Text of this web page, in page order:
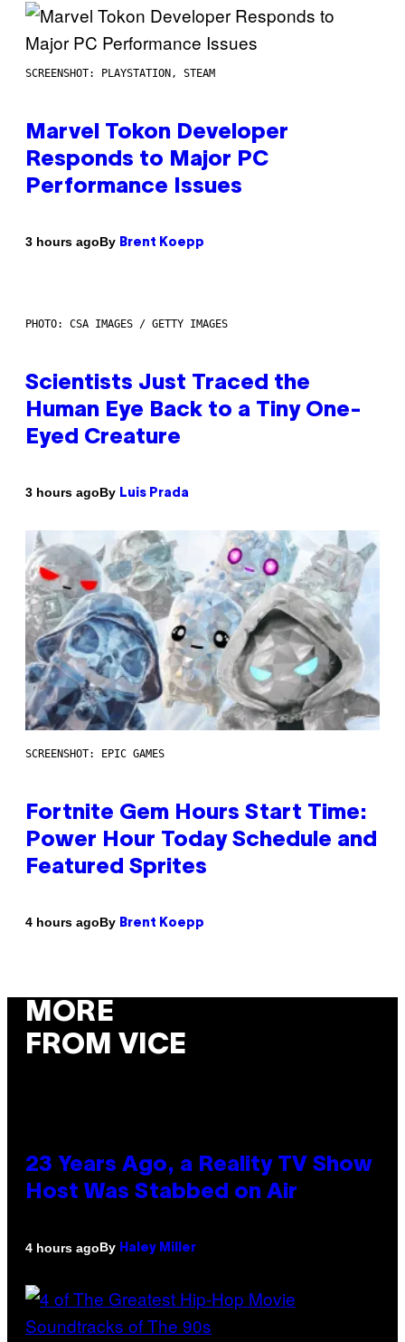
SCREENSHOT: PLAYSTATION, STEAM
Marvel Tokon Developer
Responds to Major PC
Performance Issues
3 hours agoBy Brent Koepp
PHOTO: CSA IMAGES / GETTY IMAGES
Scientists Just Traced the
Human Eye Back to a Tiny One-
Eyed Creature
3 hours agoBy Luis Prada
SCREENSHOT: EPIC GAMES
Fortnite Gem Hours Start Time:
Power Hour Today Schedule and
Featured Sprites
4 hours agoBy Brent Koepp
MORE
FROM VICE
23 Years Ago, a Reality TV Show
Host Was Stabbed on Air
4 hours agoBy Haley Miller